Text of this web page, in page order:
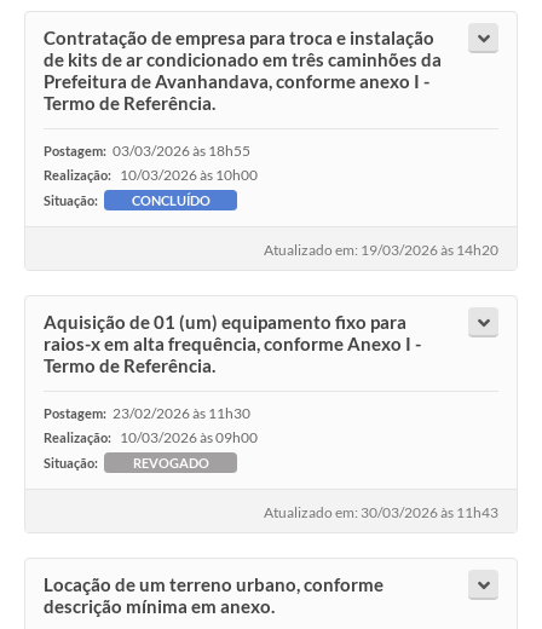
Contratação de empresa para troca e instalação
de kits de ar condicionado em três caminhões da
Prefeitura de Avanhandava, conforme anexo I -
Termo de Referência.
Postagem: 03/03/2026 às 18h55
Realização: 10/03/2026 às 10h00
Situação: CONCLUÍDO
Atualizado em: 19/03/2026 às 14h20
Aquisição de 01 (um) equipamento fixo para
raios-x em alta frequência, conforme Anexo I -
Termo de Referência.
Postagem: 23/02/2026 às 11h30
Realização: 10/03/2026 às 09h00
Situação: REVOGADO
Atualizado em: 30/03/2026 às 11h43
Locação de um terreno urbano, conforme
descrição mínima em anexo.